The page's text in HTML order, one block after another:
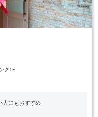
グ1F
人にもおすすめ